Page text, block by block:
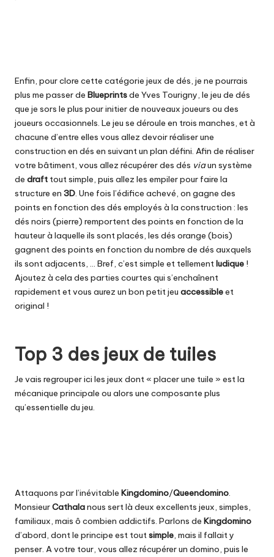
Enfin, pour clore cette catégorie jeux de dés, je ne pourrais
plus me passer de Blueprintsde Yves Tourigny, le jeu de dés
que je sors le plus pour initier de nouveaux joueurs ou des
joueurs occasionnels. Le jeu se déroule en trois manches, et à
chacune d’entre elles vous allez devoir réaliser une
construction en dés en suivant un plan défini. Afin de réaliser
votre bâtiment, vous allez récupérer des dés viaun système
de draft tout simple, puis allez les empiler pour faire la
structure en 3D. Une fois l’édifice achevé, on gagne des
points en fonction des dés employés à la construction : les
dés noirs (pierre) remportent des points en fonction de la
hauteur à laquelle ils sont placés, les dés orange (bois)
gagnent des points en fonction du nombre de dés auxquels
ils sont adjacents, … Bref, c’est simple et tellementludique !
Ajoutez à cela des parties courtes qui s’enchaînent
rapidement et vous aurez un bon petit jeu accessibleet
original !
Top 3 des jeux de tuiles
Je vais regrouper ici les jeux dont « placer une tuile » est la
mécanique principale ou alors une composante plus
qu’essentielle du jeu.
Attaquons par l’inévitable Kingdomino/Queendomino.
MonsieurCathalanous sert là deux excellents jeux, simples,
familiaux, mais ô combien addictifs. Parlons de Kingdomino
d’abord, dont le principe est toutsimple, mais il fallait y
penser. A votre tour, vous allez récupérer un domino, puis le